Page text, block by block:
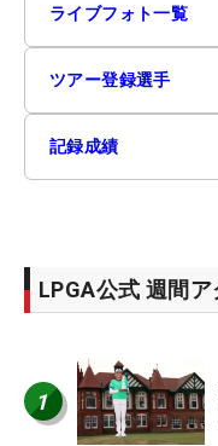
ライブフォト一覧
ツアー登録選手
記録成績
LPGA公式 週間
1